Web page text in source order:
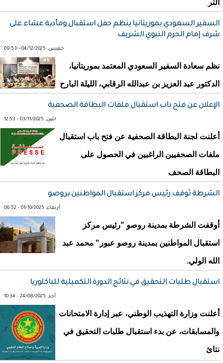
التر
السفير السعودي بموريتانيا ينظم حفل استقبال ومأدبة عشاء على
شرف إمام الحرم النبوي الشريف
خميس, 04/12/2025 - 09:53
نظم سعادة السفير السعودي المعتمد بموريتانيا،
الدكتور عبد العزيز بن عبدالله الرقابي، الليلة البارح
الإعلان عن فتح باب استقبال ملفات البطاقة الصحفية
اثنين, 03/11/2025 - 12:53
أعلنت لجنة البطاقة الصحفية عن فتح باب استقبال
ملفات الصحفيين الراغبين في الحصول على
البطاقة الصحف
الشرطة تُوقف رئيس مركز استقبال المواطنين بروصو
أربعاء, 01/10/2025 - 06:52
أوقفت الشرطة بمدينة روصو "رئيس مركز
استقبال المواطنين بمدينة روصو عبور" محمد عبد
الله الولي.
استقبال طلبات التحقيق في نتائج الدورة التكميلية للباكلوريا
أحد, 24/08/2025 - 10:34
أعلنت وزارة التهذيب الوطني، عبر إدارة الامتحانات
والمسابقات، عن بدء استقبال طلبات التحقيق في
نتائ